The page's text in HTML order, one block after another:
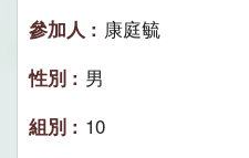
康庭毓
男
10